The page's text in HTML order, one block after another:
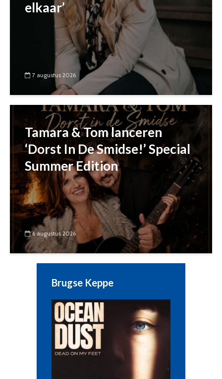
elkaar’
7 augustus 2026
Tamara & Tom lanceren
‘Dorst In De Smidse!’ Special
Summer Edition
6 augustus 2026
Brugse Keppe